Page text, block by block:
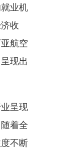
业机
收
航空
现出
呈现
着全
不断